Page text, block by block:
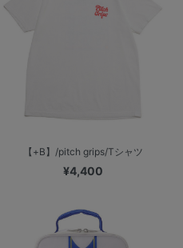
【+B】/pitch grips/Tシャツ
¥4,400